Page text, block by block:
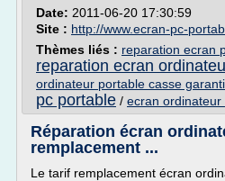
Date: 2011-06-20 17:30:59
Site : http://www.ecran-pc-
Thèmes liés : reparation ecran
reparation ecran
ordinateur portable casse
pc portable / ecran
Réparation écran
remplacement ...
Le tarif remplacement écran